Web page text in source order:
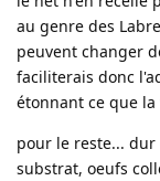
au genre des
peuvent changer
faciliterais donc
étonnant ce que
pour le reste...
substrat, oeufs